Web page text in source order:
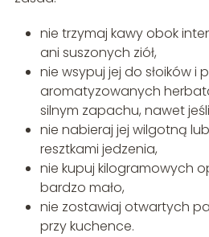
nie trzymaj kawy obok
ani suszonych ziół,
nie wsypuj jej do słoików i
aromatyzowanych
silnym zapachu, nawet
nie nabieraj jej wilgotną
resztkami jedzenia,
nie kupuj kilogramowych
bardzo mało,
nie zostawiaj otwartych
przy kuchence.